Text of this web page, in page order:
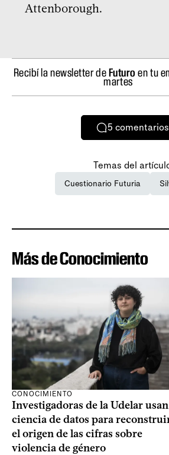
Attenborough.
Recibí la newsletter deFuturo en tu
martes
5 comentarios
Temas del
Cuestionario Futuria
Más de Conocimiento
CONOCIMIENTO
Investigadoras de la Udelar usan
ciencia de datos para
el origen de las cifras sobre
violencia de género